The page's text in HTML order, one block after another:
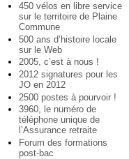
450 vélos en libre service
sur le territoire de Plaine
Commune
500 ans d’histoire locale
sur le Web
2005, c’est à nous !
2012 signatures pour les
JO en 2012
2500 postes à pourvoir !
3960, le numéro de
téléphone unique de
l’Assurance retraite
Forum des formations
post-bac